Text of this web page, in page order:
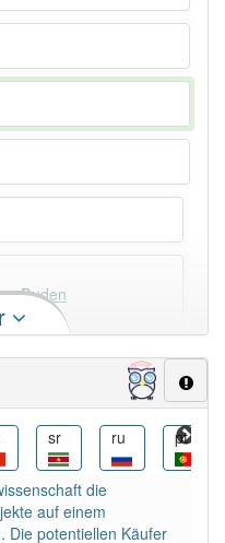
Duden
: 3
sr ru pt
die
auf einem
Die potentiellen Käufer